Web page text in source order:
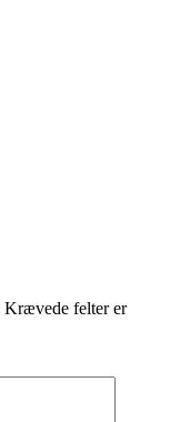
Krævede felter er